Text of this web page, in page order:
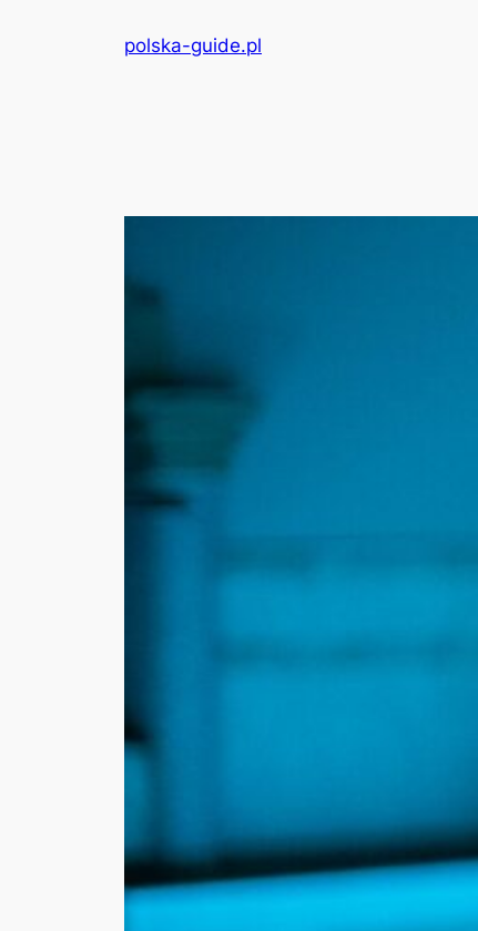
polska-guide.pl